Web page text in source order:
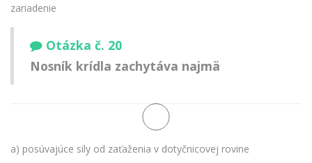
zariadenie
Otázka č. 20
Nosník krídla zachytáva najmä
a) posúvajúce sily od zaťaženia v dotyčnicovej rovine